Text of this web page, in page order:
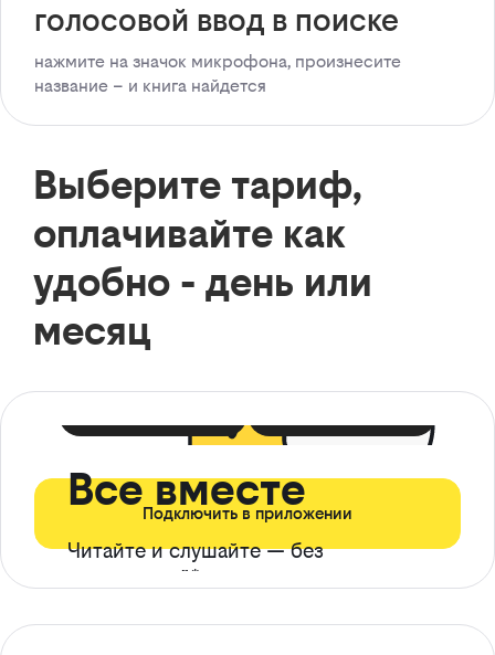
голосовой ввод в поиске
нажмите на значок микрофона, произнесите
название – и книга найдется
Выберите тариф,
оплачивайте как
удобно - день или
месяц
Все вместе
Читайте и слушайте — без
ограничений*
Подключить в приложении